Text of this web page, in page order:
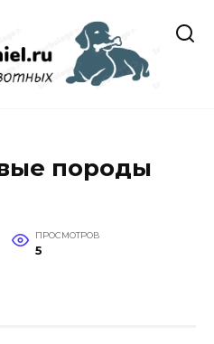
породы
ПРОСМОТРОВ
5